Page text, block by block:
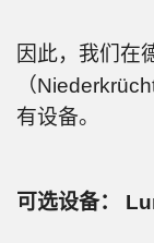
因此，我们在
（
有设备。
可选设备：